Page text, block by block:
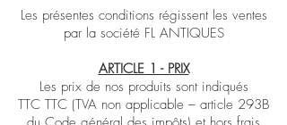
Les présentes conditions régissent les ventes
par la société FL ANTIQUES
ARTICLE 1 - PRIX
Les prix de nos produits sont indiqués
TTC TTC (TVA non applicable – article 293B